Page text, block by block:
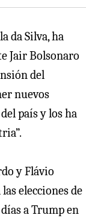
da Silva, ha
Jair Bolsonaro
del
nuevos
país y los ha
y Flávio
elecciones de
a Trump en